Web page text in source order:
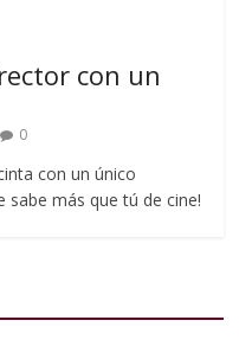
con un
0
con un único
sabe más que tú de cine!